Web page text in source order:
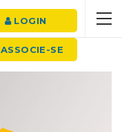
LOGIN
ASSOCIE-SE